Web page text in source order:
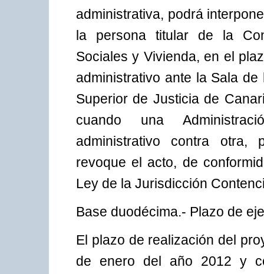
administrativa, podrá
la persona titular de la
Sociales y Vivienda, en el
administrativo ante la Sala
Superior de Justicia de
cuando una
administrativo contra otra,
revoque el acto, de
Ley de la Jurisdicción
Base duodécima.- Plazo de
El plazo de realización del
de enero del año 2012 y